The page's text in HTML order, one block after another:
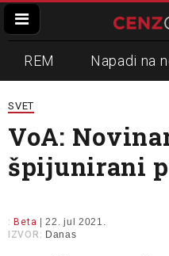
REM Napadi na
Zvučni top
Propaganda
Informer Slavko
SVET
VoA:
špijunirani
: Beta | 22. jul 2021.
IZVOR: Danas